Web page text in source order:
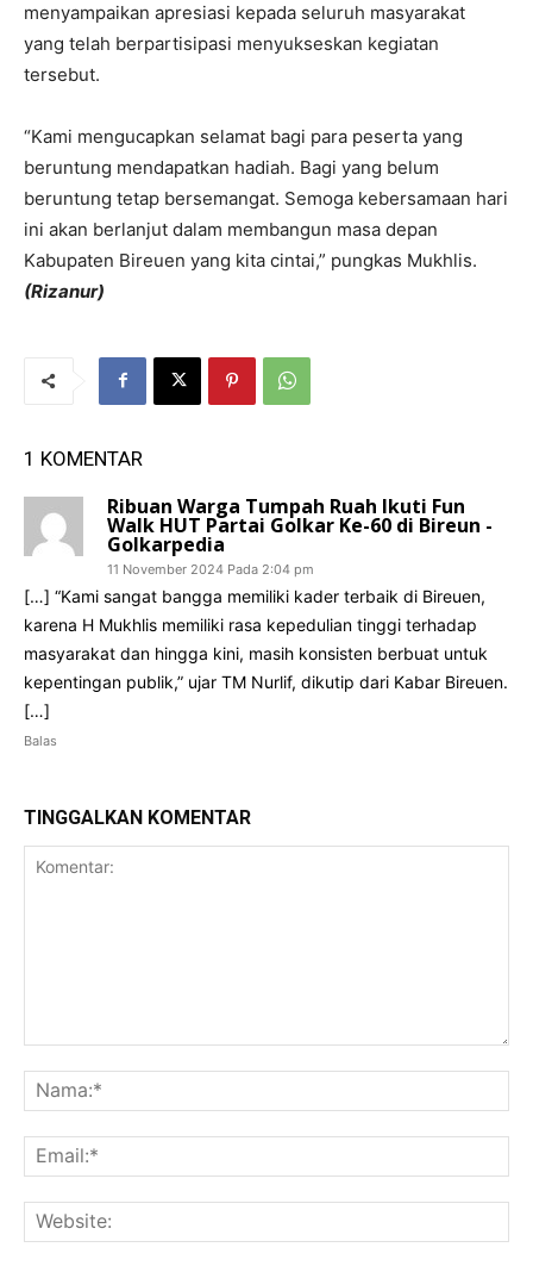
menyampaikan apresiasi kepada seluruh masyarakat
yang telah berpartisipasi menyukseskan kegiatan
tersebut.
“Kami mengucapkan selamat bagi para peserta yang
beruntung mendapatkan hadiah. Bagi yang belum
beruntung tetap bersemangat. Semoga kebersamaan hari
ini akan berlanjut dalam membangun masa depan
Kabupaten Bireuen yang kita cintai,” pungkas Mukhlis.
(Rizanur)
1 KOMENTAR
Ribuan Warga Tumpah Ruah Ikuti Fun
Walk HUT Partai Golkar Ke-60 di Bireun -
Golkarpedia
11 November 2024 Pada 2:04 pm
[…] “Kami sangat bangga memiliki kader terbaik di Bireuen,
karena H Mukhlis memiliki rasa kepedulian tinggi terhadap
masyarakat dan hingga kini, masih konsisten berbuat untuk
kepentingan publik,” ujar TM Nurlif, dikutip dari Kabar Bireuen.
[…]
Balas
TINGGALKAN KOMENTAR